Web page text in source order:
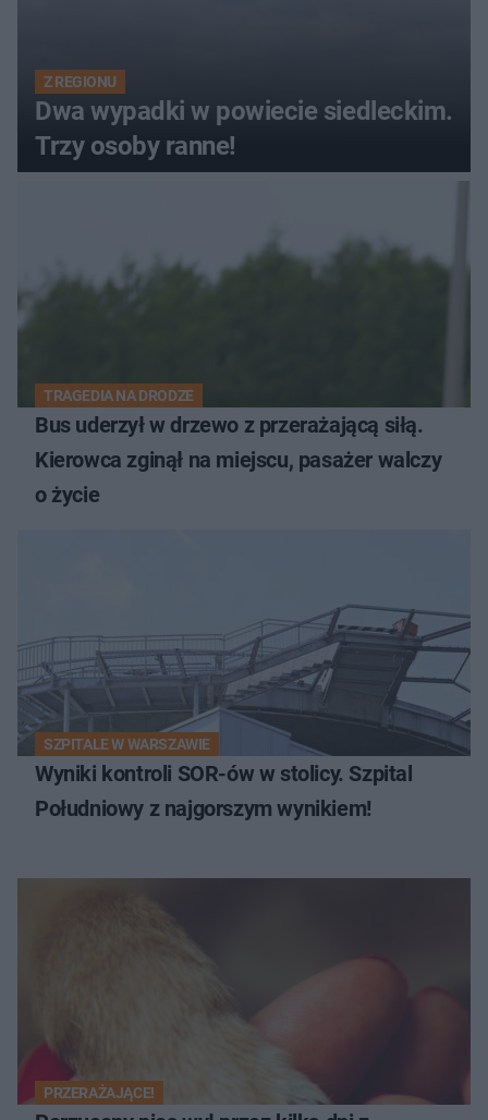
Z REGIONU
Dwa wypadki w powiecie siedleckim.
Trzy osoby ranne!
TRAGEDIA NA DRODZE
Bus uderzył w drzewo z przerażającą siłą.
Kierowca zginął na miejscu, pasażer walczy
o życie
SZPITALE W WARSZAWIE
Wyniki kontroli SOR-ów w stolicy. Szpital
Południowy z najgorszym wynikiem!
PRZERAŻAJĄCE!